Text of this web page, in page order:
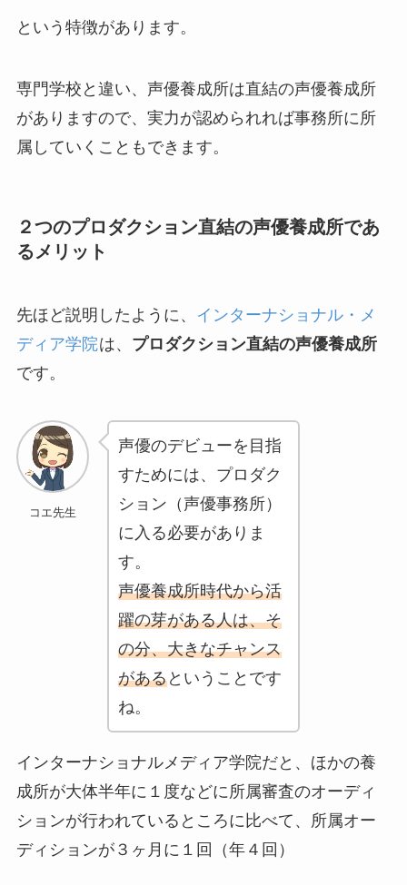
という特徴があります。
専門学校と違い、声優養成所は直結の声優養成所
がありますので、実力が認められれば事務所に所
属 していくこともできます。
２つのプロダクション直結の声優養成所であ
るメリット
先ほど説明したように、
インターナショナル・メ
ディア学院は、 プロダクション直結の声優養成所
です。
コエ先生
声優のデビューを目指
すためには、プロダク
ション（声優事務所）
に入る必要がありま
す。
声優養成所時代から活
躍の芽がある人は、そ
の分、大きなチャンス
があるということです
ね。
インターナショナルメディア学院だと、ほかの養
成所が大体半年に１度などに所属審査のオーディ
ションが行われているところに比べて、 所属オー
ディションが３ヶ月に１回（年４回）